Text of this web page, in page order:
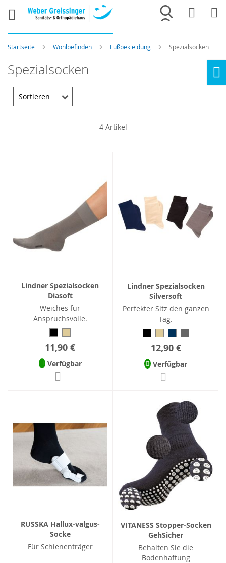
Merkliste
Startseite Wohlbefinden Fußbekleidung Spezialsocken
Spezialsocken
4Artikel
Lindner Spezialsocken
Diasoft
Weiches für
Anspruchsvolle.
11,90 €
Verfügbar
Lindner Spezialsocken
Silversoft
Perfekter Sitz den ganzen
Tag.
12,90 €
Verfügbar
RUSSKA Hallux-valgus-
Socke
Für Schienenträger
VITANESS Stopper-Socken
GehSicher
Behalten Sie die
Bodenhaftung